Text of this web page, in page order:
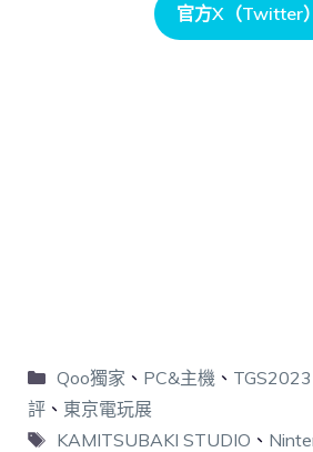
官方X（Twitter）
Qoo獨家 、 PC&主機 、 TGS2023
評 、 東京電玩展
KAMITSUBAKI STUDIO 、